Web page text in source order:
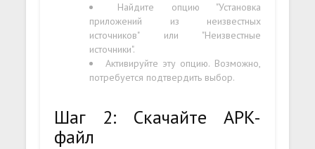
Найдите опцию "Установка
приложений из неизвестных
источников" или "Неизвестные
источники".
Активируйте эту опцию. Возможно,
потребуется подтвердить выбор.
Шаг 2: Скачайте APK-
файл